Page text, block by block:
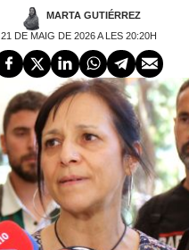
MARTA GUTIÉRREZ
21 DE MAIG DE 2026 A LES 20:20H